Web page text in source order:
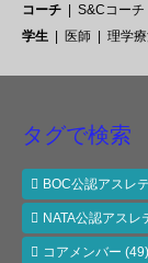
コーチ
S&Cコーチ
学生
医師 理学
タグで検索
BOC公認アスレ
NATA公認アスレ
コアメンバー (49)